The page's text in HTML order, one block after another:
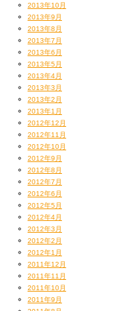
2013年10月
2013年9月
2013年8月
2013年7月
2013年6月
2013年5月
2013年4月
2013年3月
2013年2月
2013年1月
2012年12月
2012年11月
2012年10月
2012年9月
2012年8月
2012年7月
2012年6月
2012年5月
2012年4月
2012年3月
2012年2月
2012年1月
2011年12月
2011年11月
2011年10月
2011年9月